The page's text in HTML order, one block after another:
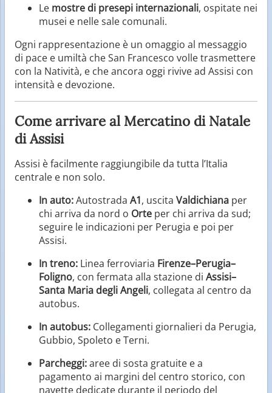
Le mostre di presepi internazionali, ospitate nei
musei e nelle sale comunali.
Ogni rappresentazione è un omaggio al messaggio
di pace e umiltà che San Francesco volle trasmettere
con la Natività, e che ancora oggi rivive ad Assisi con
intensità e devozione.
Come arrivare al Mercatino di Natale
di Assisi
Assisi è facilmente raggiungibile da tutta l’Italia
centrale e non solo.
In auto:Autostrada A1, uscita Valdichiana per
chi arriva da nord o Orte per chi arriva da sud;
seguire le indicazioni per Perugia e poi per
Assisi.
In treno: Linea ferroviaria Firenze–Perugia–
Foligno, con fermata alla stazione di Assisi–
Santa Maria degli Angeli, collegata al centro da
autobus.
In autobus: Collegamenti giornalieri da Perugia,
Gubbio, Spoleto e Terni.
Parcheggi:aree di sosta gratuite e a
pagamento ai margini del centro storico, con
navette dedicate durante il periodo del